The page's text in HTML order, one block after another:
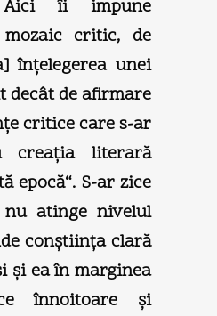
îi impune
critic, de
înţelegerea unei
decât de afirmare
critice care s-ar
creaţia literară
epocă“. S-ar zice
nu atinge nivelul
conştiinţa clară
şi ea în marginea
înnoitoare şi